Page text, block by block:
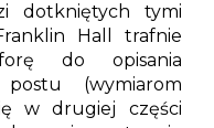
dotkniętych tymi
Hall trafnie
do opisania
(wymiarom
w drugiej części